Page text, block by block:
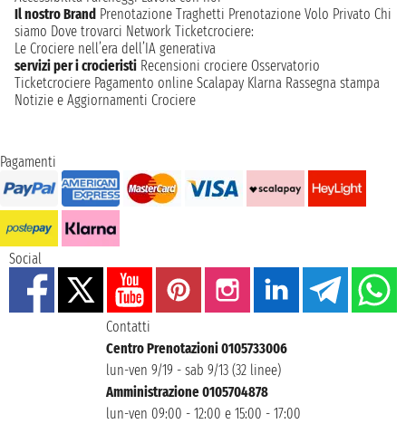
Il nostro Brand Prenotazione Traghetti Prenotazione Volo Privato Chi
siamo Dove trovarci Network Ticketcrociere:
Le Crociere nell’era dell’IA generativa
servizi per i crocieristi Recensioni crociere Osservatorio
Ticketcrociere Pagamento online Scalapay Klarna Rassegna stampa
Notizie e Aggiornamenti Crociere
Pagamenti
Social
Contatti
Centro Prenotazioni 0105733006
lun-ven 9/19 - sab 9/13 (32 linee)
Amministrazione 0105704878
lun-ven 09:00 - 12:00 e 15:00 - 17:00